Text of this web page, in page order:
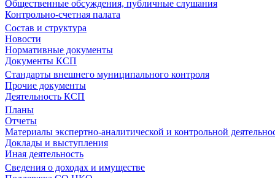
Общественные обсуждения, публичные слушания
Контрольно-счетная палата
Состав и структура
Новости
Нормативные документы
Документы КСП
Стандарты внешнего муниципального контроля
Прочие документы
Деятельность КСП
Планы
Отчеты
Материалы экспертно-аналитической и контрольной
Доклады и выступления
Иная деятельность
Сведения о доходах и имуществе